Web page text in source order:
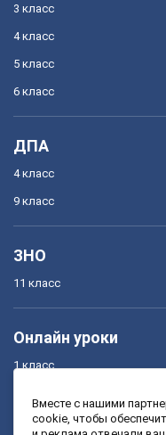
3 класс
4 класс
5 класс
6 класс
ДПА
4 класс
9 класс
ЗНО
11 класс
Онлайн уроки
1 класс
3 класс
Вместе с нашими
cookie, чтобы